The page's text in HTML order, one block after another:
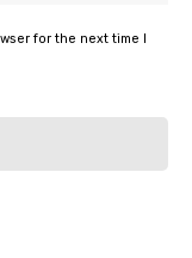
for the next time I